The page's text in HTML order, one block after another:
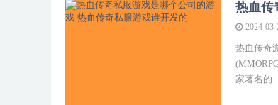
热血传
2024-03-
热血传奇
家著名的